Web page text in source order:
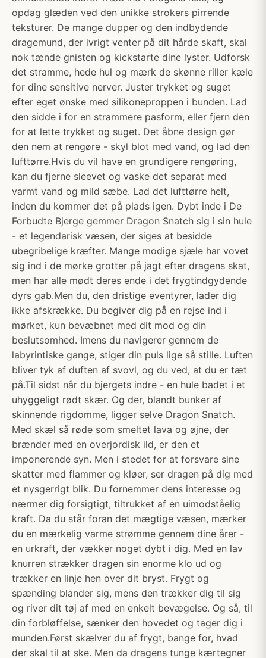
opdag glæden ved den unikke strokers pirrende
teksturer. De mange dupper og den indbydende
dragemund, der ivrigt venter på dit hårde skaft, skal
nok tænde gnisten og kickstarte dine lyster. Udforsk
det stramme, hede hul og mærk de skønne riller kæle
for dine sensitive nerver. Juster trykket og suget
efter eget ønske med silikoneproppen i bunden. Lad
den sidde i for en strammere pasform, eller fjern den
for at lette trykket og suget. Det åbne design gør
den nem at rengøre - skyl blot med vand, og lad den
lufttørre.Hvis du vil have en grundigere rengøring,
kan du fjerne sleevet og vaske det separat med
varmt vand og mild sæbe. Lad det lufttørre helt,
inden du kommer det på plads igen. Dybt inde i De
Forbudte Bjerge gemmer Dragon Snatch sig i sin hule
- et legendarisk væsen, der siges at besidde
ubegribelige kræfter. Mange modige sjæle har vovet
sig ind i de mørke grotter på jagt efter dragens skat,
men har alle mødt deres ende i det frygtindgydende
dyrs gab.Men du, den dristige eventyrer, lader dig
ikke afskrække. Du begiver dig på en rejse ind i
mørket, kun bevæbnet med dit mod og din
beslutsomhed. Imens du navigerer gennem de
labyrintiske gange, stiger din puls lige så stille. Luften
bliver tyk af duften af svovl, og du ved, at du er tæt
på.Til sidst når du bjergets indre - en hule badet i et
uhyggeligt rødt skær. Og der, blandt bunker af
skinnende rigdomme, ligger selve Dragon Snatch.
Med skæl så røde som smeltet lava og øjne, der
brænder med en overjordisk ild, er den et
imponerende syn. Men i stedet for at forsvare sine
skatter med flammer og kløer, ser dragen på dig med
et nysgerrigt blik. Du fornemmer dens interesse og
nærmer dig forsigtigt, tiltrukket af en uimodståelig
kraft. Da du står foran det mægtige væsen, mærker
du en mærkelig varme strømme gennem dine årer -
en urkraft, der vækker noget dybt i dig. Med en lav
knurren strækker dragen sin enorme klo ud og
trækker en linje hen over dit bryst. Frygt og
spænding blander sig, mens den trækker dig til sig
og river dit tøj af med en enkelt bevægelse. Og så, til
din forbløffelse, sænker den hovedet og tager dig i
munden.Først skælver du af frygt, bange for, hvad
der skal til at ske. Men da dragens tunge kærtegner